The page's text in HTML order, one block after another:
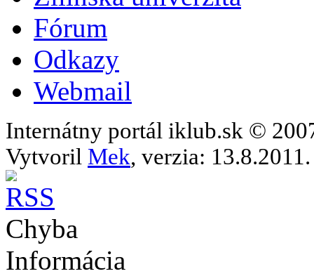
Fórum
Odkazy
Webmail
Internátny portál iklub.sk ©
Vytvoril Mek, verzia: 13.8.2011.
Chyba
Informácia